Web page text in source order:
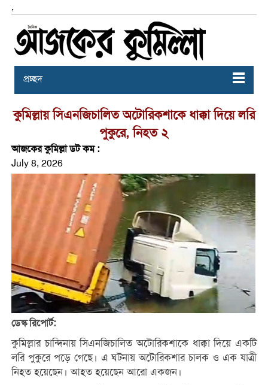
,
প্রচ্ছদ
কুমিল্লায় সিএনজিচালিত অটোরিকশাকে ধাক্কা দিয়ে লরি
পুকুরে, নিহত ২
আজকের কুমিল্লা ডট কম :
July 8, 2026
ডেস্ক রিপোর্ট:
কুমিল্লার চান্দিনায় সিএনজিচালিত অটোরিকশাকে ধাক্কা দিয়ে একটি
লরি পুকুরে পড়ে গেছে। এ ঘটনায় অটোরিকশার চালক ও এক যাত্রী
নিহত হয়েছেন। আহত হয়েছেন আরো একজন।